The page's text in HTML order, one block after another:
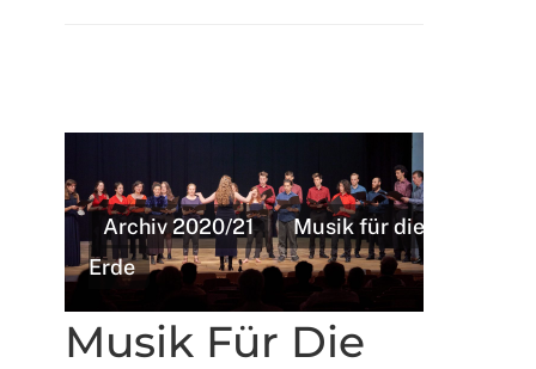
Archiv 2020/21
Musik für die
Erde
Musik Für Die